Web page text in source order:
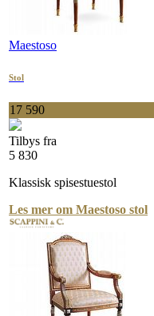
Maestoso
Stol
17 590
Tilbys fra
5 830
Klassisk spisestuestol
Les mer om Maestoso stol